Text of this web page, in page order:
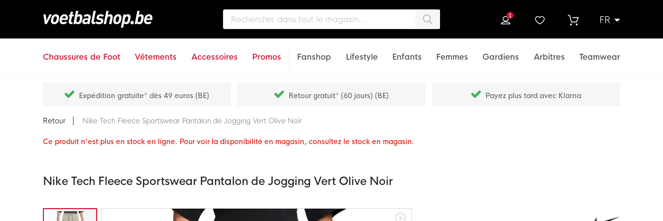
FR
1
Chaussures de Foot Vêtements Accessoires Promos Fanshop Lifestyle Enfants Femmes Gardiens Arbitres Teamwear
Expédition gratuite* dès 49 euros (BE) Retour gratuit* (60 jours) (BE) Payez plus tard avec Klarna
Retour Nike Tech Fleece Sportswear Pantalon de Jogging Vert Olive Noir
Ce produit n'est plus en stock en ligne. Pour voir la disponibilité en magasin, consultez le stock en magasin.
Nike Tech Fleece Sportswear Pantalon de Jogging Vert Olive Noir
Passer